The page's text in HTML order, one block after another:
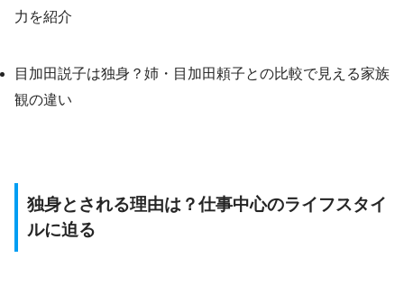
力を紹介
目加田説子は独身？姉・目加田頼子との比較で見える家族
観の違い
独身とされる理由は？仕事中心のライフスタイ
ルに迫る